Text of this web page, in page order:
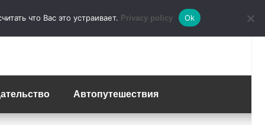
Автопутешествия
что Вас это устраивает. Privacy policy Ok